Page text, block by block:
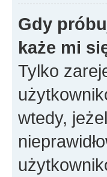
Gdy
każe mi
Tylko
wtedy,